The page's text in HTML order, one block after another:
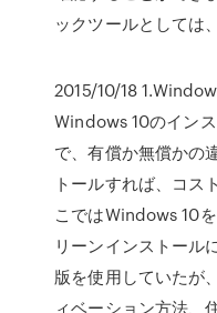
ックツールとしては
2015/10/18
Windows 10のイン
で、有償か無償かの
トールすれば、コス
こではWindows 10
リーンインストール
版を使用していたが
ィベーション方法、